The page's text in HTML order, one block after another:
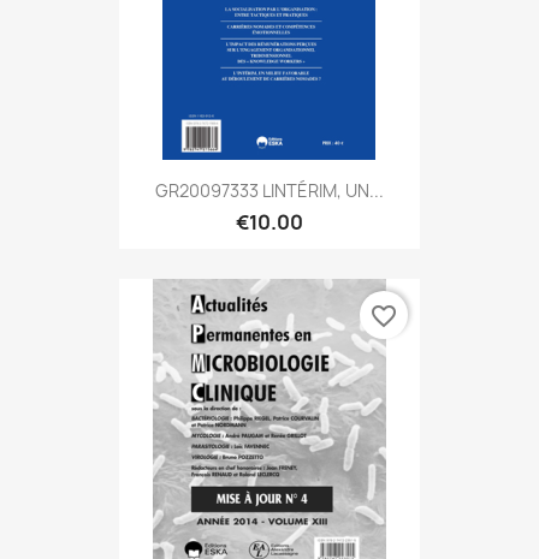
GR20097333 LINTÉRIM, UN...
€10.00
favorite_border